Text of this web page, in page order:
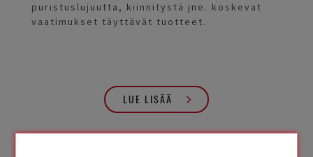
puristuslujuutta, kiinnitystä jne. koskevat
vaatimukset täyttävät tuotteet.
LUE LISÄÄ